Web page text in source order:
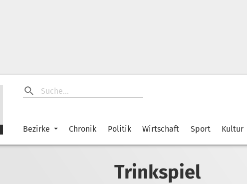
Bezirke Chronik Politik Wirtschaft Sport Kultur
Trinkspiel